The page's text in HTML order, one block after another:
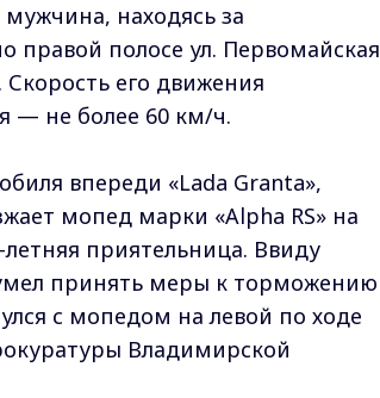
находясь за
правой полосе ул. Первомайская
его движения
— не более 60 км/ч.
впереди «Lada Granta»,
мопед марки «Alpha RS» на
приятельница. Ввиду
принять меры к торможению
с мопедом на левой по ходе
Владимирской